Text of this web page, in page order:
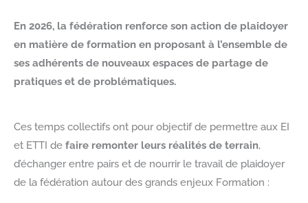
En 2026, la fédération renforce son action de plaidoyer
en matière de formation en proposant à l’ensemble de
ses adhérents de nouveaux espaces de partage de
pratiques et de problématiques.
Ces temps collectifs ont pour objectif de permettre aux EI
et ETTI de faire remonter leurs réalités de terrain,
d’échanger entre pairs et de nourrir le travail de plaidoyer
de la fédération autour des grands enjeux Formation :